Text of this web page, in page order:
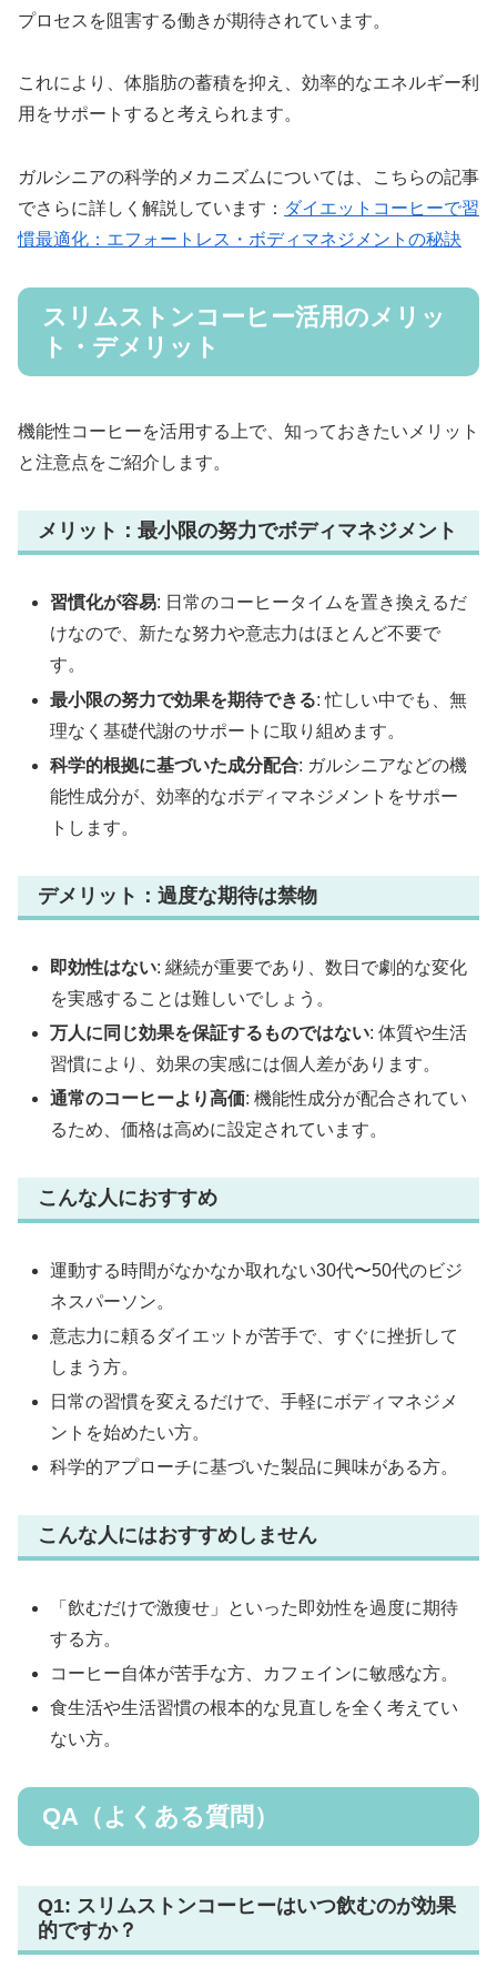
プロセスを阻害する働きが期待されています。
これにより、体脂肪の蓄積を抑え、効率的なエネルギー利
用をサポートすると考えられます。
ガルシニアの科学的メカニズムについては、こちらの記事
でさらに詳しく解説しています： ダイエットコーヒーで習
慣最適化：エフォートレス・ボディマネジメントの秘訣
スリムストンコーヒー活用のメリッ
ト・デメリット
機能性コーヒーを活用する上で、知っておきたいメリット
と注意点をご紹介します。
メリット：最小限の努力でボディマネジメント
習慣化が容易: 日常のコーヒータイムを置き換えるだ
けなので、新たな努力や意志力はほとんど不要で
す。
最小限の努力で効果を期待できる: 忙しい中でも、無
理なく基礎代謝のサポートに取り組めます。
科学的根拠に基づいた成分配合: ガルシニアなどの機
能性成分が、効率的なボディマネジメントをサポー
トします。
デメリット：過度な期待は禁物
即効性はない: 継続が重要であり、数日で劇的な変化
を実感することは難しいでしょう。
万人に同じ効果を保証するものではない: 体質や生活
習慣により、効果の実感には個人差があります。
通常のコーヒーより高価: 機能性成分が配合されてい
るため、価格は高めに設定されています。
こんな人におすすめ
運動する時間がなかなか取れない30代〜50代のビジ
ネスパーソン。
意志力に頼るダイエットが苦手で、すぐに挫折して
しまう方。
日常の習慣を変えるだけで、手軽にボディマネジメ
ントを始めたい方。
科学的アプローチに基づいた製品に興味がある方。
こんな人にはおすすめしません
「飲むだけで激痩せ」といった即効性を過度に期待
する方。
コーヒー自体が苦手な方、カフェインに敏感な方。
食生活や生活習慣の根本的な見直しを全く考えてい
ない方。
QA（よくある質問）
Q1: スリムストンコーヒーはいつ飲むのが効果
的ですか？